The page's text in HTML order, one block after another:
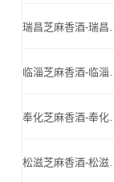
瑞昌芝麻香酒-
临淄芝麻香酒-
奉化芝麻香酒-奉
松滋芝麻香酒-松